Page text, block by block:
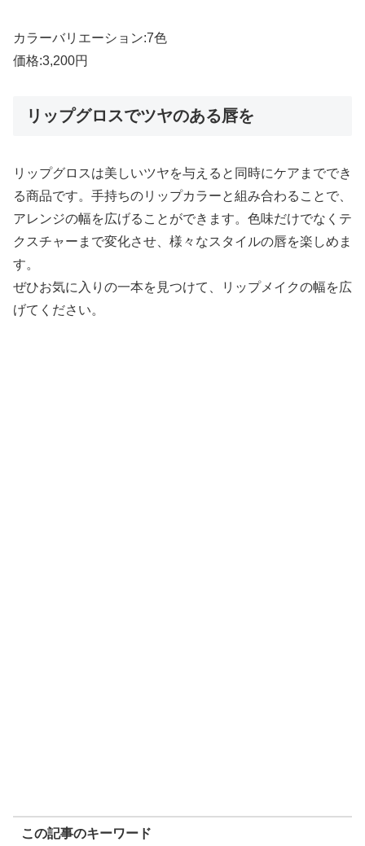
カラーバリエーション:7色
価格:3,200円
リップグロスでツヤのある唇を
リップグロスは美しいツヤを与えると同時にケアまででき
る商品です。手持ちのリップカラーと組み合わることで、
アレンジの幅を広げることができます。色味だけでなくテ
クスチャーまで変化させ、様々なスタイルの唇を楽しめま
す。
ぜひお気に入りの一本を見つけて、リップメイクの幅を広
げてください。
この記事のキーワード